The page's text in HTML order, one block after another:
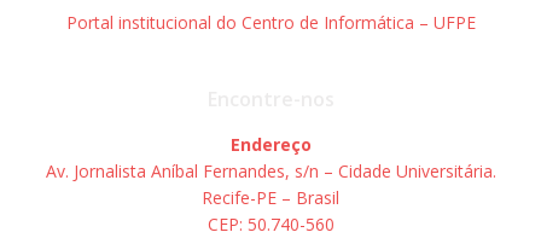
Portal institucional do Centro de Informática – UFPE
Endereço
Av. Jornalista Aníbal Fernandes, s/n – Cidade Universitária.
Recife-PE – Brasil
CEP: 50.740-560